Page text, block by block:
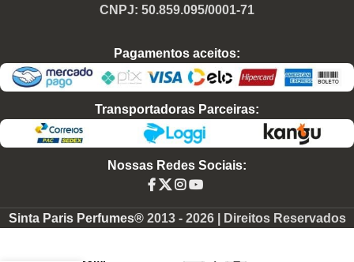
CNPJ: 50.859.095/0001-71
Pagamentos aceitos:
Transportadoras Parceiras:
Nossas Redes Sociais:
Sinta Paris Perfumes® 2013 - 2026 | Direitos Reservados
Perfume
Contratipo